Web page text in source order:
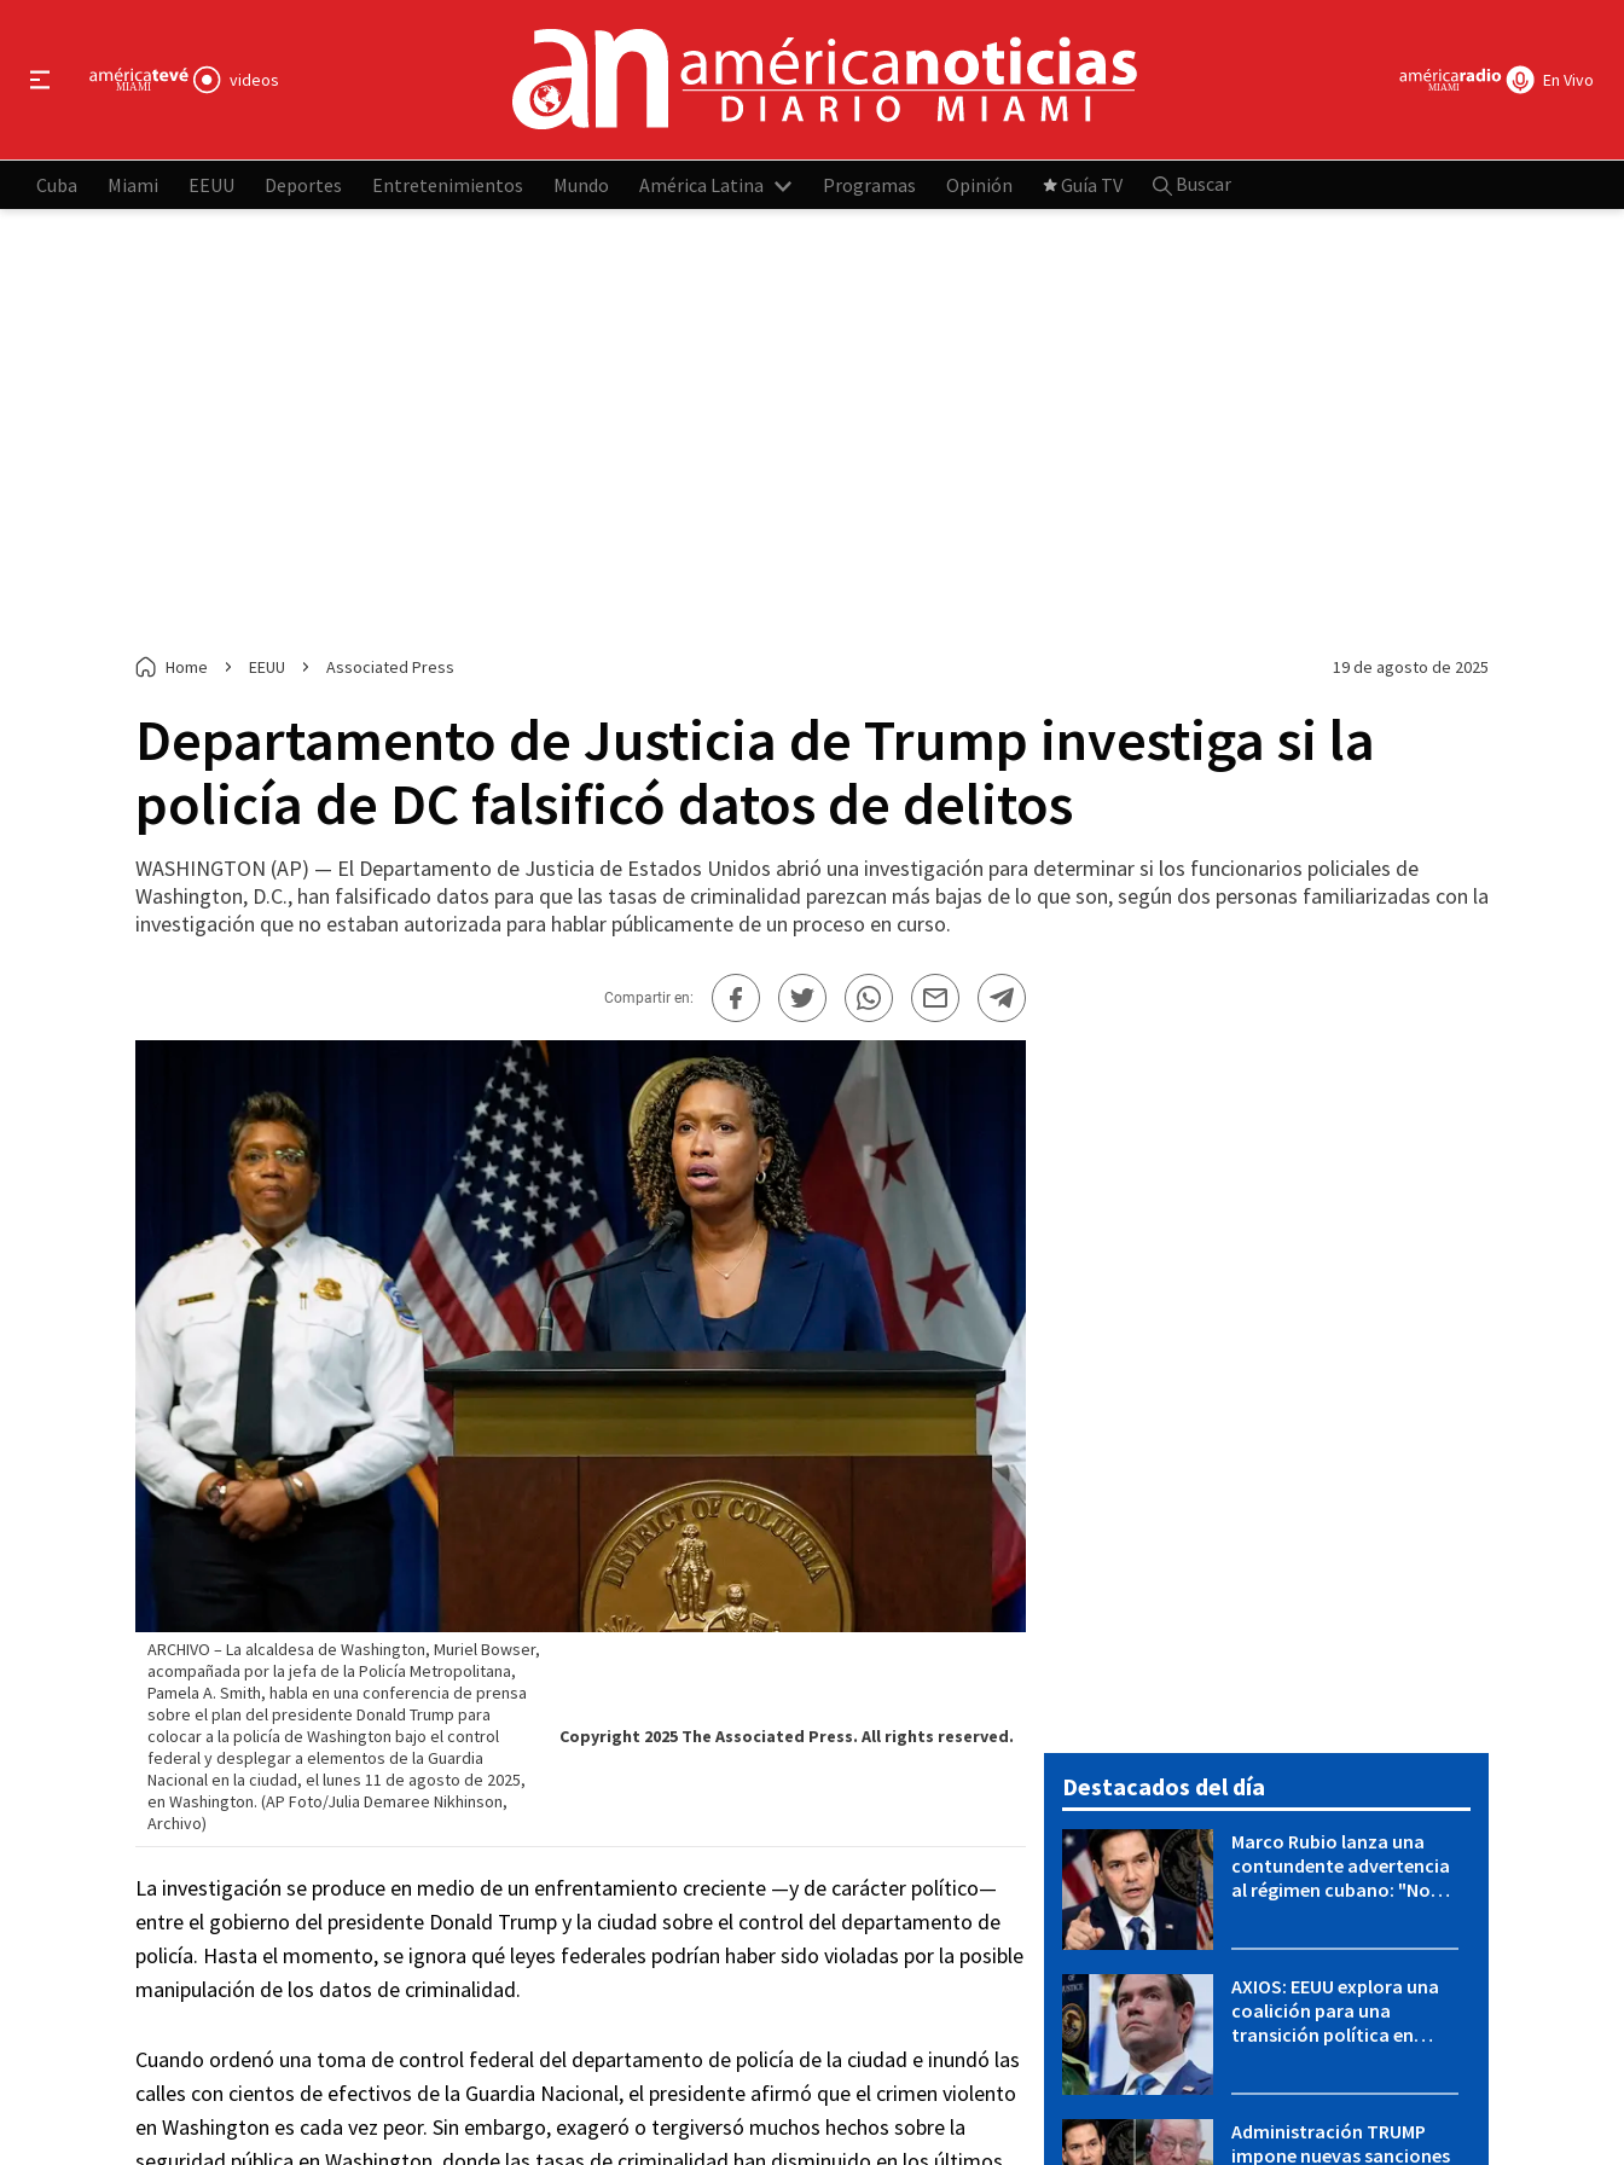
videos En Vivo
Cuba Miami EEUU Deportes Entretenimientos Mundo América Latina Programas Opinión Guía TV Buscar
Home EEUU Associated Press 19 de agosto de 2025
Departamento de Justicia de Trump investiga si la
policía de DC falsificó datos de delitos
WASHINGTON (AP) — El Departamento de Justicia de Estados Unidos abrió una investigación para determinar si los funcionarios policiales de
Washington, D.C., han falsificado datos para que las tasas de criminalidad parezcan más bajas de lo que son, según dos personas familiarizadas con la
investigación que no estaban autorizada para hablar públicamente de un proceso en curso.
Compartir en:
ARCHIVO – La alcaldesa de Washington, Muriel Bowser,
acompañada por la jefa de la Policía Metropolitana,
Pamela A. Smith, habla en una conferencia de prensa
sobre el plan del presidente Donald Trump para
colocar a la policía de Washington bajo el control
federal y desplegar a elementos de la Guardia
Nacional en la ciudad, el lunes 11 de agosto de 2025,
en Washington. (AP Foto/Julia Demaree Nikhinson,
Archivo)
Copyright 2025 The Associated Press. All rights reserved.
La investigación se produce en medio de un enfrentamiento creciente —y de carácter político—
entre el gobierno del presidente Donald Trump y la ciudad sobre el control del departamento de
policía. Hasta el momento, se ignora qué leyes federales podrían haber sido violadas por la posible
manipulación de los datos de criminalidad.
Cuando ordenó una toma de control federal del departamento de policía de la ciudad e inundó las
calles con cientos de efectivos de la Guardia Nacional, el presidente afirmó que el crimen violento
en Washington es cada vez peor. Sin embargo, exageró o tergiversó muchos hechos sobre la
Destacados del día
Marco Rubio lanza una
contundente advertencia
al régimen cubano: "No
AXIOS: EEUU explora una
coalición para una
transición política en
Administración TRUMP
impone nuevas sanciones